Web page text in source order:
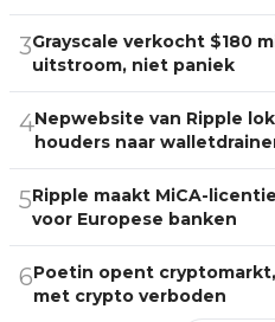
3Grayscale verkocht $180
uitstroom, niet paniek
4Nepwebsite van Ripple
houders naar
5Ripple maakt MiCA-
voor Europese banken
6Poetin opent
met crypto verboden